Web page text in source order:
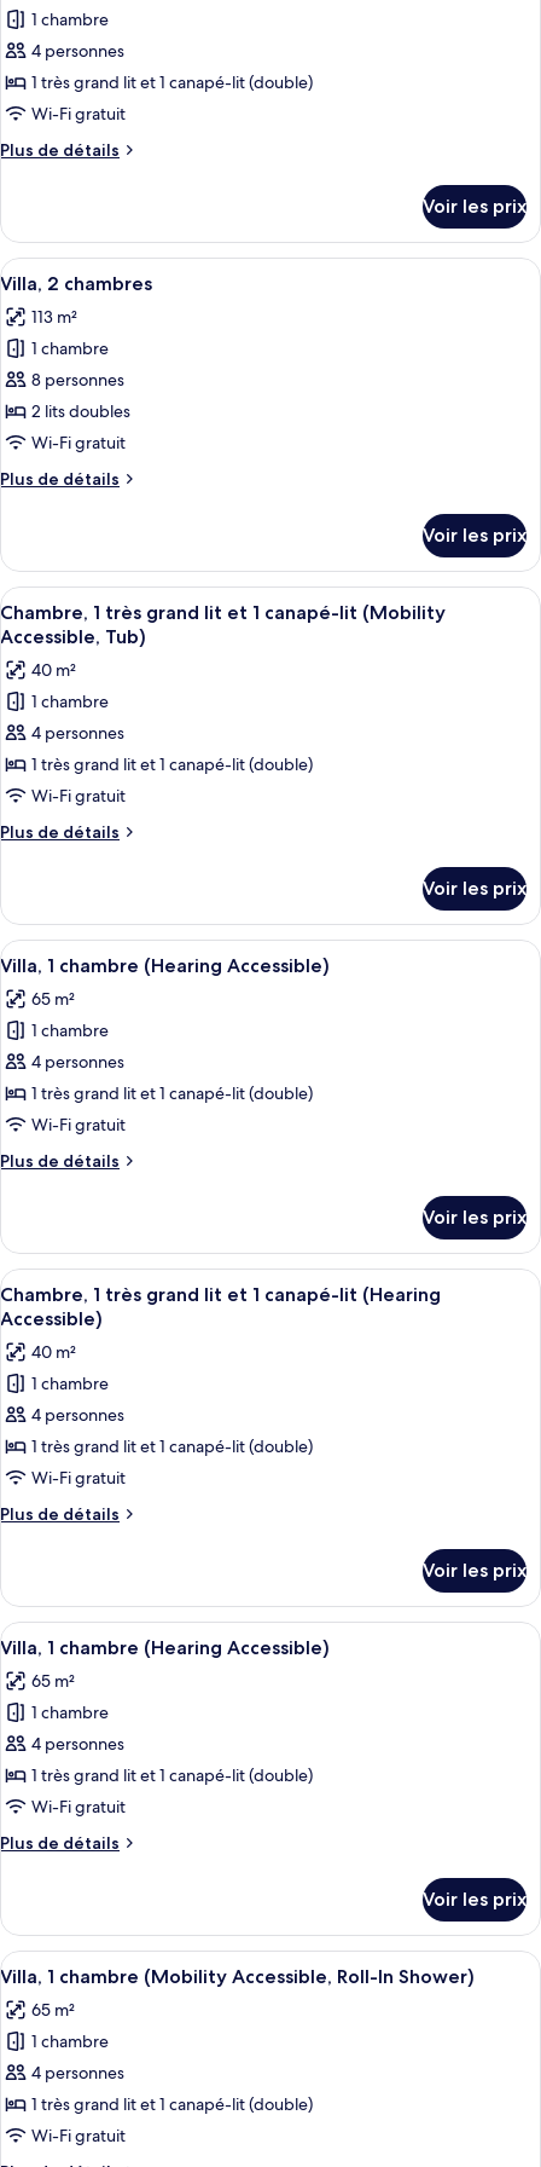
3
chambres
photos
pour
ce
type
chambre :
chambre
1 chambre
4 personnes
1 très grand lit et 1 canapé-lit (double)
Wi-Fi gratuit
Plus de détails
Plus
le
type
de
Villa,
chambre
Voir les prix
Afficher
toutes
les
photos
pour
ce
type
chambre :
chambres
Une chambre d’hôtel moderne
7
Villa, 2 chambres
113 m²
1 chambre
8 personnes
2 lits doubles
Wi-Fi gratuit
Plus de détails
Plus
le
type
de
chambre
2
chambres
Voir les prix
Afficher
toutes
les
photos
pour
ce
type
de
chambre :
Chambre,
très
grand
lit
et
1
canapé-
lit
(Mobility
Accessible,
Tub)
Une cuisine moderne avec des
3
Chambre, 1 très grand lit et 1 canapé-lit (Mobility
Accessible, Tub)
40 m²
1 chambre
4 personnes
1 très grand lit et 1 canapé-lit (double)
Wi-Fi gratuit
Plus de détails
Plus
le
type
de
Chambre,
très
grand
lit
et
canapé-
Tub)
Voir les prix
Afficher
toutes
les
photos
pour
ce
type
chambre :
chambre
(Hearing
Accessible)
Une chambre d’hôtel avec une
5
Villa, 1 chambre (Hearing Accessible)
65 m²
1 chambre
4 personnes
1 très grand lit et 1 canapé-lit (double)
Wi-Fi gratuit
Plus de détails
Plus
le
type
de
chambre
chambre
(Hearing
Accessible)
Voir les prix
Afficher
toutes
les
photos
pour
ce
type
de
chambre :
Chambre,
très
grand
lit
et
1
canapé-
lit
(Hearing
Accessible)
Une cuisine moderne avec des
3
Chambre, 1 très grand lit et 1 canapé-lit (Hearing
Accessible)
40 m²
1 chambre
4 personnes
1 très grand lit et 1 canapé-lit (double)
Wi-Fi gratuit
Plus de détails
Plus
le
type
de
Chambre,
très
grand
lit
et
canapé-
Voir les prix
Afficher
toutes
les
photos
pour
ce
type
chambre :
chambre
(Hearing
Accessible)
Une chambre d’hôtel avec une
5
Villa, 1 chambre (Hearing Accessible)
65 m²
1 chambre
4 personnes
1 très grand lit et 1 canapé-lit (double)
Wi-Fi gratuit
Plus de détails
Plus
le
type
de
Villa,
chambre
(Hearing
Accessible)
Voir les prix
Afficher
toutes
les
photos
pour
ce
type
Une chambre d’hôtel avec une
5
Villa, 1 chambre (Mobility Accessible, Roll-In Shower)
65 m²
1 chambre
4 personnes
1 très grand lit et 1 canapé-lit (double)
Wi-Fi gratuit